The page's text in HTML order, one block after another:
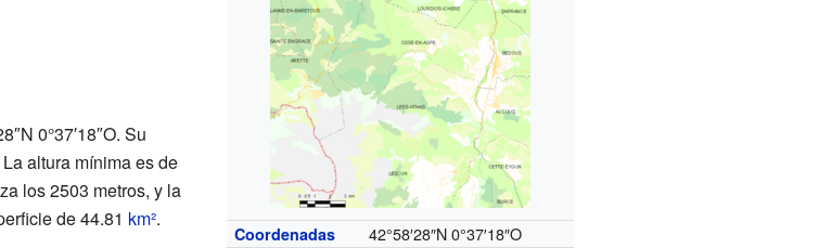
Coordenadas 42°58′28″N 0°37′18″O
0°37′18″O. Su
altura mínima es de
los 2503 metros, y la
de 44.81 km².